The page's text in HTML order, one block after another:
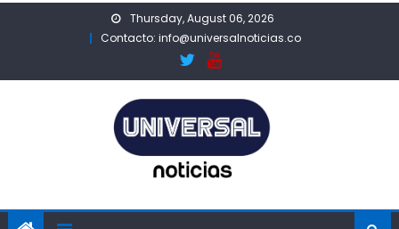
Thursday, August 06, 2026
Contacto: info@universalnoticias.co